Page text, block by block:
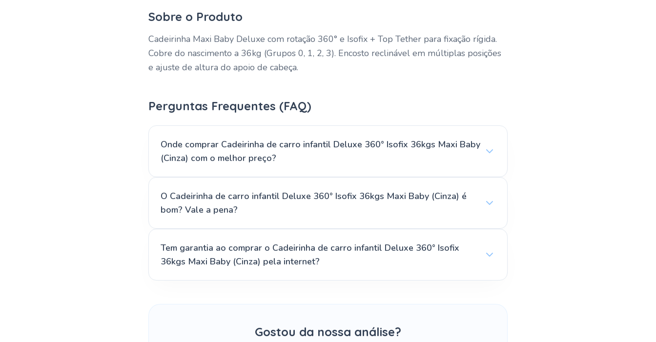
Sobre o Produto
Cadeirinha Maxi Baby Deluxe com rotação 360° e Isofix + Top Tether para fixação rígida.
Cobre do nascimento a 36kg (Grupos 0, 1, 2, 3). Encosto reclinável em múltiplas posições
e ajuste de altura do apoio de cabeça.
Perguntas Frequentes (FAQ)
Onde comprar Cadeirinha de carro infantil Deluxe 360° Isofix 36kgs Maxi Baby
(Cinza) com o melhor preço?
O Cadeirinha de carro infantil Deluxe 360° Isofix 36kgs Maxi Baby (Cinza) é
bom? Vale a pena?
Tem garantia ao comprar o Cadeirinha de carro infantil Deluxe 360° Isofix
36kgs Maxi Baby (Cinza) pela internet?
Gostou da nossa análise?